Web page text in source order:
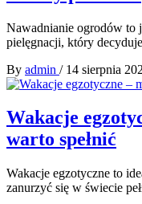
Nawadnianie ogrodów to
pielęgnacji, który
By admin / 14 sierpnia
Wakacje
warto spełnić
Wakacje egzotyczne to
zanurzyć się w świecie